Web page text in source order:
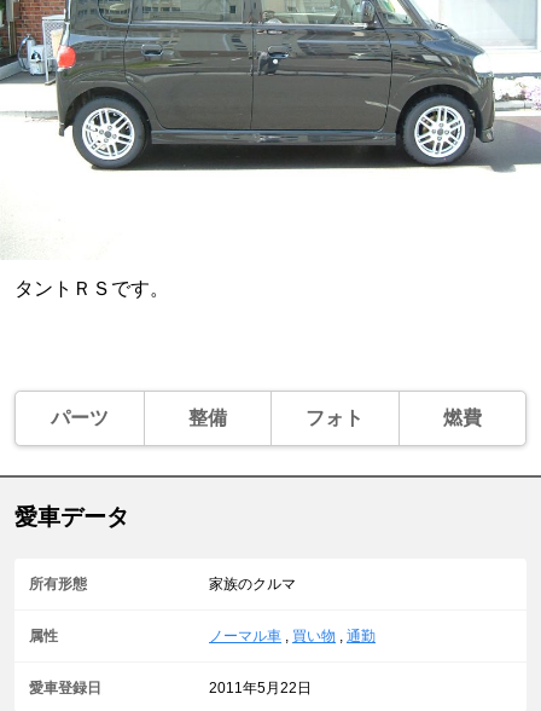
タントＲＳです。
パーツ 整備 フォト 燃費
愛車データ
所有形態 家族のクルマ
属性 ノーマル車 , 買い物 , 通勤
愛車登録日 2011年5月22日